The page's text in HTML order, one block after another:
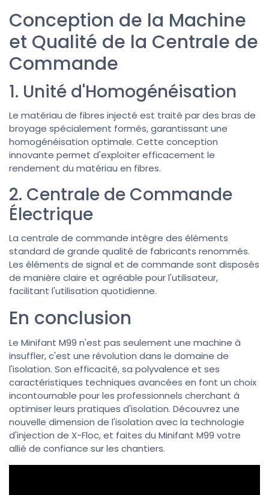
Conception de la Machine
et Qualité de la Centrale de
Commande
1. Unité d'Homogénéisation
Le matériau de fibres injecté est traité par des bras de
broyage spécialement formés, garantissant une
homogénéisation optimale. Cette conception
innovante permet d'exploiter efficacement le
rendement du matériau en fibres.
2. Centrale de Commande
Électrique
La centrale de commande intègre des éléments
standard de grande qualité de fabricants renommés.
Les éléments de signal et de commande sont disposés
de manière claire et agréable pour l'utilisateur,
facilitant l'utilisation quotidienne.
En conclusion
Le Minifant M99 n'est pas seulement une machine à
insuffler, c'est une révolution dans le domaine de
l'isolation. Son efficacité, sa polyvalence et ses
caractéristiques techniques avancées en font un choix
incontournable pour les professionnels cherchant à
optimiser leurs pratiques d'isolation. Découvrez une
nouvelle dimension de l'isolation avec la technologie
d'injection de X-Floc, et faites du Minifant M99 votre
allié de confiance sur les chantiers.